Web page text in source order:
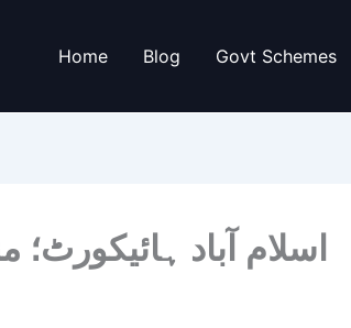
Home Blog Govt Schemes
اسلام آباد